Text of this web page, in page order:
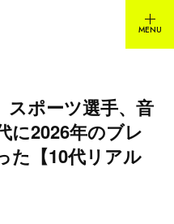
スポーツ選手、音
に2026年のブレ
た【10代リアル